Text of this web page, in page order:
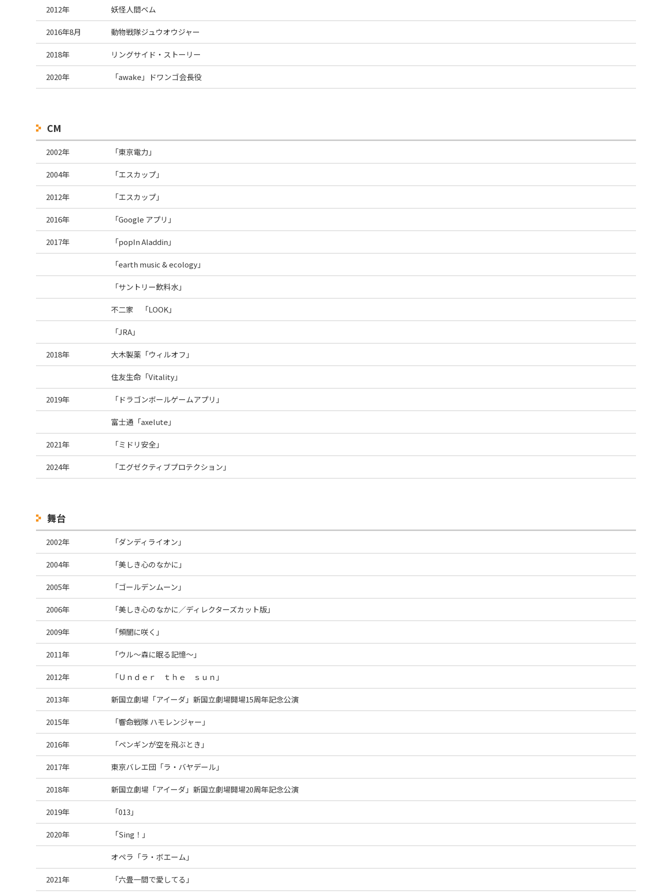
2012年 妖怪人間ベム
2016年8月 動物戦隊ジュウオウジャー
2018年 リングサイド・ストーリー
2020年 「awake」ドワンゴ会長役
CM
2002年 「東京電力」
2004年 「エスカップ」
2012年 「エスカップ」
2016年 「Google アプリ」
2017年 「popIn Aladdin」
「earth music & ecology」
「サントリー飲料水」
不二家 「LOOK」
「JRA」
2018年 大木製薬「ウィルオフ」
住友生命「Vitality」
2019年 「ドラゴンボールゲームアプリ」
富士通「axelute」
2021年 「ミドリ安全」
2024年 「エグゼクティブプロテクション」
舞台
2002年 「ダンディライオン」
2004年 「美しき心のなかに」
2005年 「ゴールデンムーン」
2006年 「美しき心のなかに／ディレクターズカット版」
2009年 「頻闇に咲く」
2011年 「ウル～森に眠る記憶～」
2012年 「Ｕｎｄｅｒ ｔｈｅ ｓｕｎ」
2013年 新国立劇場「アイーダ」新国立劇場開場15周年記念公演
2015年 「響命戦隊 ハモレンジャー」
2016年 「ペンギンが空を飛ぶとき」
2017年 東京バレエ団「ラ・バヤデール」
2018年 新国立劇場「アイーダ」新国立劇場開場20周年記念公演
2019年 「013」
2020年 「Sing！」
オペラ「ラ・ボエーム」
2021年 「六畳一間で愛してる」